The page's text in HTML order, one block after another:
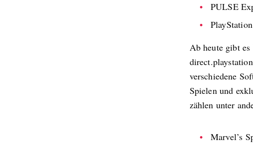
PULSE
Ab heute gibt
verschiedene
Spielen und
zählen unter
Marvel’s